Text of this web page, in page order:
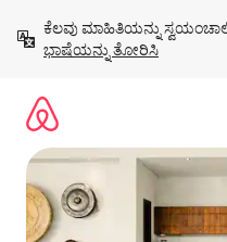
ಹೋಗಿ
ಕೆಲವು ಮಾಹಿತಿಯನ್ನು
ಭಾಷೆಯನ್ನು ತೋರಿಸಿ